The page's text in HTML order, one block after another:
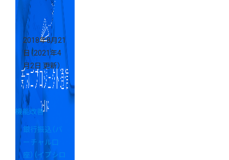
2018年8月21
日 （2021年4
月2日 更新）
機能改善
銀行振込（バ
ーチャル口
座）（イプシロ